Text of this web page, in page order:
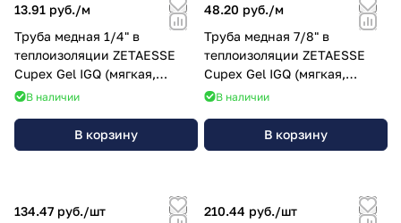
13.91 руб./м
Труба медная 1/4" в
теплоизоляции ZETAESSE
Cupex Gel IGQ (мягкая,
25.000х0,80мм) 6,35мм
В наличии
В корзину
48.20 руб./м
Труба медная 7/8" в
теплоизоляции ZETAESSE
Cupex Gel IGQ (мягкая,
25.000х1,00мм) 22,22мм
В наличии
В корзину
134.47 руб./шт
210.44 руб./шт